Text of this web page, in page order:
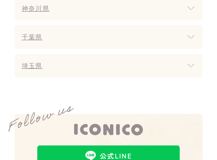
神奈川県
千葉県
埼玉県
公式LINE